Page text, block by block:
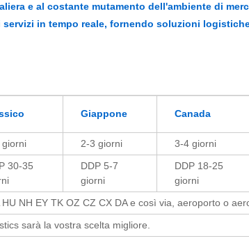
e al costante mutamento dell'ambiente di
in tempo reale, fornendo soluzioni
Giappone Canada
2-3 giorni 3-4 giorni
30-35
DDP 5-7
giorni
DDP 18-25
giorni
NH EY TK OZ CZ CX DA e così via, aeroporto o
sarà la vostra scelta migliore.